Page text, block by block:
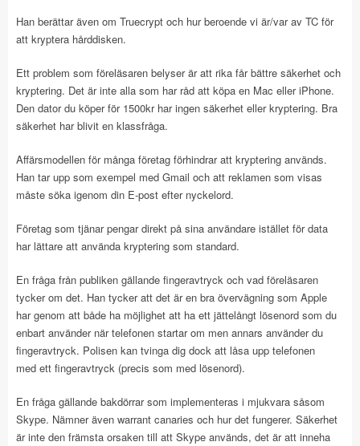
Han berättar även om Truecrypt och hur beroende vi är/var av TC för
att kryptera hårddisken.
Ett problem som föreläsaren belyser är att rika får bättre säkerhet och
kryptering. Det är inte alla som har råd att köpa en Mac eller iPhone.
Den dator du köper för 1500kr har ingen säkerhet eller kryptering. Bra
säkerhet har blivit en klassfråga.
Affärsmodellen för många företag förhindrar att kryptering används.
Han tar upp som exempel med Gmail och att reklamen som visas
måste söka igenom din E-post efter nyckelord.
Företag som tjänar pengar direkt på sina användare istället för data
har lättare att använda kryptering som standard.
En fråga från publiken gällande fingeravtryck och vad föreläsaren
tycker om det. Han tycker att det är en bra övervägning som Apple
har genom att både ha möjlighet att ha ett jättelångt lösenord som du
enbart använder när telefonen startar om men annars använder du
fingeravtryck. Polisen kan tvinga dig dock att låsa upp telefonen
med ett fingeravtryck (precis som med lösenord).
En fråga gällande bakdörrar som implementeras i mjukvara såsom
Skype. Nämner även warrant canaries och hur det fungerer. Säkerhet
är inte den främsta orsaken till att Skype används, det är att inneha